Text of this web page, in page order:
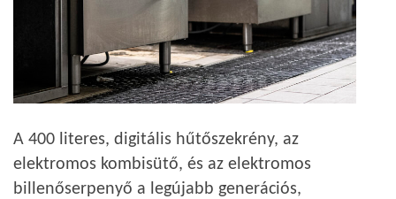
A 400 literes, digitális hűtőszekrény, az
elektromos kombisütő, és az elektromos
billenőserpenyő a legújabb generációs,